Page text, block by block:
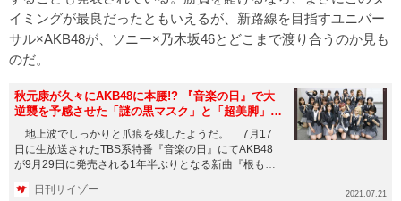
イミングが最良だったともいえるが、新路線を目指すユニバー
サル×AKB48が、ソニー×乃木坂46とどこまで渡り合うのか見も
のだ。
秋元康が久々にAKB48に本腰!? 『音楽の日』で大
逆襲を予感させた「謎の黒マスク」と「超美脚」パ
フォーマンス
地上波でしっかりと爪痕を残したようだ。 7月17
日に生放送されたTBS系特番『音楽の日』にてAKB48
が9月29日に発売される1年半ぶりとなる新曲『根も葉
日刊サイゾー 2021.07.21